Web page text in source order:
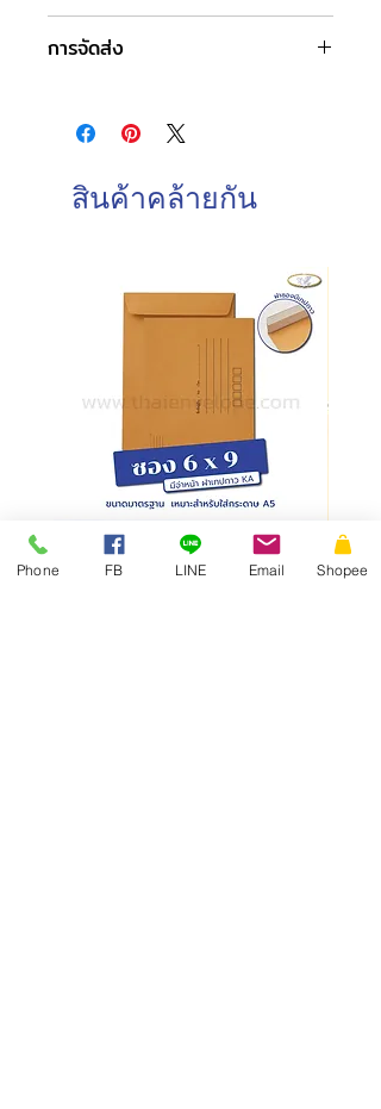
ธุรกิจตอบรับ
ชนิดกระดาษ : กระดาษปอนด์ขาว,
ความหนา : 80 แกรม, 110 แกรม
การบรรจุ : 500 ซอง/กล่อง
การจัดส่ง
จันทร์-เสาร์ : 8.00-17.00 น.
วันอาทิตย์ : ปิดทำการ
สั่งซื้อก่อนเวลา 10.00 น. สามารถจัดส่ง
ภายในวันเดียวกัน
การสั่งซื้อหลังเวลา 10.00น.จัดส่ง
ภายในวันทำการถัดไป
สินค้าคล้ายกัน
ซองเอกสาร KA มีจ่าหน้า ฝาซอง
สั่งผลิ
Phone FB LINE Email Shopee